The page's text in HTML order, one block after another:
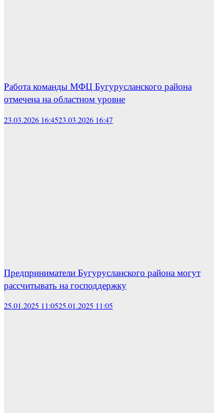
Работа команды МФЦ Бугурусланского района
отмечена на областном уровне
23.03.2026 16:4523.03.2026 16:47
Предприниматели Бугурусланского района могут
рассчитывать на господдержку
25.01.2025 11:0525.01.2025 11:05